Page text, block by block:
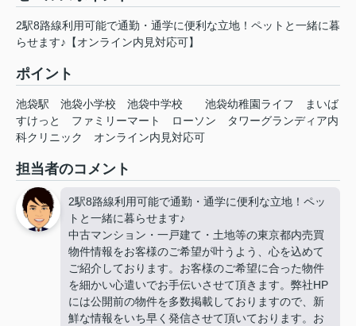
2駅8路線利用可能で通勤・通学に便利な立地！ペットと一緒に暮
らせます♪【オンライン内見対応可】
ポイント
池袋駅 池袋小学校 池袋中学校 池袋幼稚園ライフ
まいば
すけっと
ファミリーマート ローソン
タワーグランディア内
科クリニック
オンライン内見対応可
担当者のコメント
2駅8路線利用可能で通勤・通学に便利な立地！ペッ
トと一緒に暮らせます♪
中古マンション・一戸建て・土地等の東京都内売買
物件情報をお客様のご希望が叶うよう、心を込めて
ご紹介しております。お客様のご希望に合った物件
を細かい心遣いでお手伝いさせて頂きます。弊社HP
には公開前の物件を多数掲載しておりますので、新
鮮な情報をいち早く発信させて頂いております。お